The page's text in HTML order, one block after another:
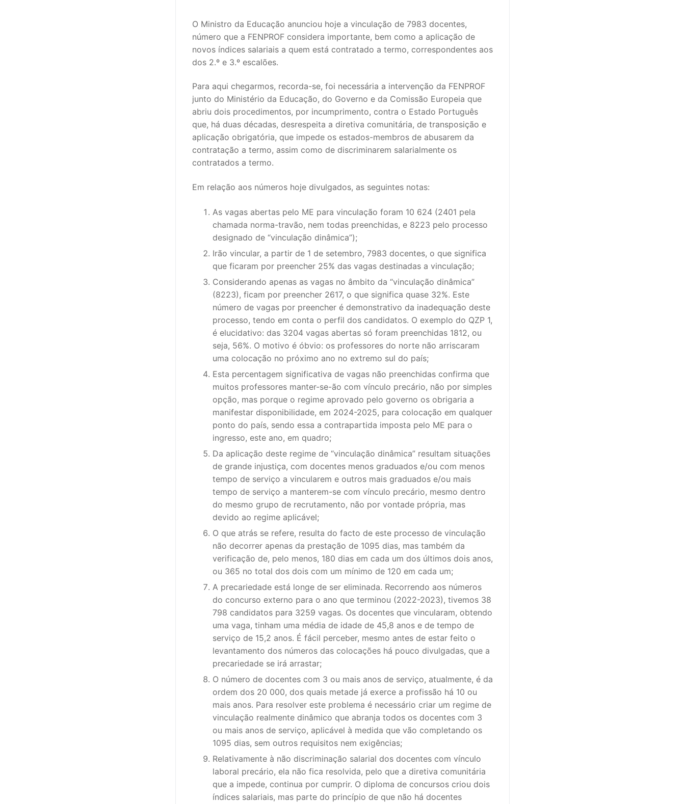
Legislação
PRÉ-ESCOLAR
1º CICLO
2º/3º CEB / SECUNDÁRIO
ENSINO ARTÍSTICO
EDUCAÇÃO ESPECIAL
ENSINO SUPERIOR
PROFESSORES CONTRATADOS
DOCENTES APOSENTADOS
Revista Intervir
O Ministro da Educação anunciou hoje a vinculação de 7983 docentes,
número que a FENPROF considera importante, bem como a aplicação de
novos índices salariais a quem está contratado a termo, correspondentes aos
dos 2.º e 3.º escalões.
Para aqui chegarmos, recorda-se, foi necessária a intervenção da FENPROF
junto do Ministério da Educação, do Governo e da Comissão Europeia que
abriu dois procedimentos, por incumprimento, contra o Estado Português
que, há duas décadas, desrespeita a diretiva comunitária, de transposição e
aplicação obrigatória, que impede os estados-membros de abusarem da
contratação a termo, assim como de discriminarem salarialmente os
contratados a termo.
Em relação aos números hoje divulgados, as seguintes notas:
As vagas abertas pelo ME para vinculação foram 10 624 (2401 pela
chamada norma-travão, nem todas preenchidas, e 8223 pelo processo
designado de “vinculação dinâmica”);
Irão vincular, a partir de 1 de setembro, 7983 docentes, o que significa
que ficaram por preencher 25% das vagas destinadas a vinculação;
Considerando apenas as vagas no âmbito da “vinculação dinâmica”
(8223), ficam por preencher 2617, o que significa quase 32%. Este
número de vagas por preencher é demonstrativo da inadequação deste
processo, tendo em conta o perfil dos candidatos. O exemplo do QZP 1,
é elucidativo: das 3204 vagas abertas só foram preenchidas 1812, ou
seja, 56%. O motivo é óbvio: os professores do norte não arriscaram
uma colocação no próximo ano no extremo sul do país;
Esta percentagem significativa de vagas não preenchidas confirma que
muitos professores manter-se-ão com vínculo precário, não por simples
opção, mas porque o regime aprovado pelo governo os obrigaria a
manifestar disponibilidade, em 2024-2025, para colocação em qualquer
ponto do país, sendo essa a contrapartida imposta pelo ME para o
ingresso, este ano, em quadro;
Da aplicação deste regime de “vinculação dinâmica” resultam situações
de grande injustiça, com docentes menos graduados e/ou com menos
tempo de serviço a vincularem e outros mais graduados e/ou mais
tempo de serviço a manterem-se com vínculo precário, mesmo dentro
do mesmo grupo de recrutamento, não por vontade própria, mas
devido ao regime aplicável;
O que atrás se refere, resulta do facto de este processo de vinculação
não decorrer apenas da prestação de 1095 dias, mas também da
verificação de, pelo menos, 180 dias em cada um dos últimos dois anos,
ou 365 no total dos dois com um mínimo de 120 em cada um;
A precariedade está longe de ser eliminada. Recorrendo aos números
do concurso externo para o ano que terminou (2022-2023), tivemos 38
798 candidatos para 3259 vagas. Os docentes que vincularam, obtendo
uma vaga, tinham uma média de idade de 45,8 anos e de tempo de
serviço de 15,2 anos. É fácil perceber, mesmo antes de estar feito o
levantamento dos números das colocações há pouco divulgadas, que a
precariedade se irá arrastar;
O número de docentes com 3 ou mais anos de serviço, atualmente, é da
ordem dos 20 000, dos quais metade já exerce a profissão há 10 ou
mais anos. Para resolver este problema é necessário criar um regime de
vinculação realmente dinâmico que abranja todos os docentes com 3
ou mais anos de serviço, aplicável à medida que vão completando os
1095 dias, sem outros requisitos nem exigências;
Relativamente à não discriminação salarial dos docentes com vínculo
laboral precário, ela não fica resolvida, pelo que a diretiva comunitária
que a impede, continua por cumprir. O diploma de concursos criou dois
índices salariais, mas parte do princípio de que não há docentes